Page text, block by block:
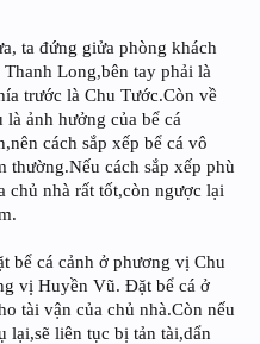
ta đứng giửa phòng khách
Long,bên tay phải là
trước là Chu Tước.Còn về
ảnh hưởng của bể cá
cách sắp xếp bể cá vô
thường.Nếu cách sắp xếp phù
chủ nhà rất tốt,còn ngược lại
bể cá cảnh ở phương vị Chu
vị Huyền Vũ. Đặt bể cá ở
tài vận của chủ nhà.Còn nếu
lại,sẽ liên tục bị tản tài,dẩn